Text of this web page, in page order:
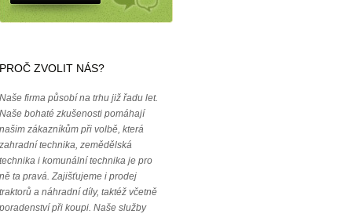
PROČ ZVOLIT NÁS?
Naše firma působí na trhu již řadu let.
Naše bohaté zkušenosti pomáhají
našim zákazníkům při volbě, která
zahradní technika, zemědělská
technika i komunální technika je pro
ně ta pravá. Zajišťujeme i prodej
traktorů a náhradní díly, taktéž včetně
poradenství při koupi. Naše služby